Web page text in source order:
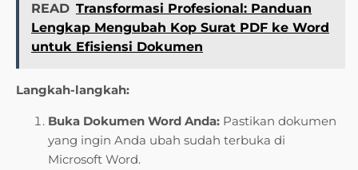
READ Transformasi Profesional: Panduan
Lengkap Mengubah Kop Surat PDF ke Word
untuk Efisiensi Dokumen
Langkah-langkah:
Buka Dokumen Word Anda: Pastikan dokumen
yang ingin Anda ubah sudah terbuka di
Microsoft Word.